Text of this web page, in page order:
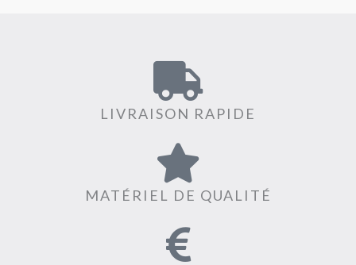
LIVRAISON RAPIDE
MATÉRIEL DE QUALITÉ